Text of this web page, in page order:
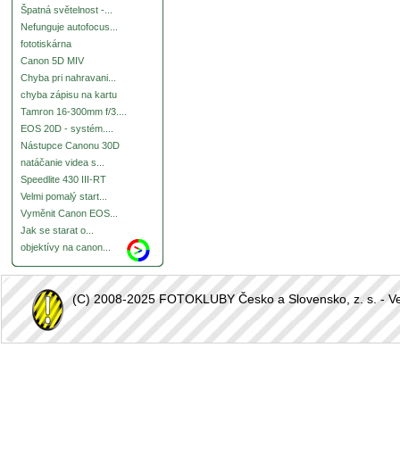
Špatná světelnost -...
Nefunguje autofocus...
fototiskárna
Canon 5D MIV
Chyba pri nahravani...
chyba zápisu na kartu
Tamron 16-300mm f/3....
EOS 20D - systém....
Nástupce Canonu 30D
natáčanie videa s...
Speedlite 430 III-RT
Velmi pomalý start...
Vyměnit Canon EOS...
Jak se starat o...
objektívy na canon...
(C) 2008-2025 FOTOKLUBY Česko a Slovensko, z. s. -